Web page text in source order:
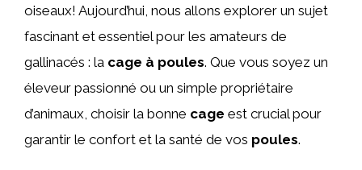
oiseaux! Aujourd’hui, nous allons explorer un sujet
fascinant et essentiel pour les amateurs de
gallinacés : la cage à poules. Que vous soyez un
éleveur passionné ou un simple propriétaire
d’animaux, choisir la bonne cage est crucial pour
garantir le confort et la santé de vos poules.